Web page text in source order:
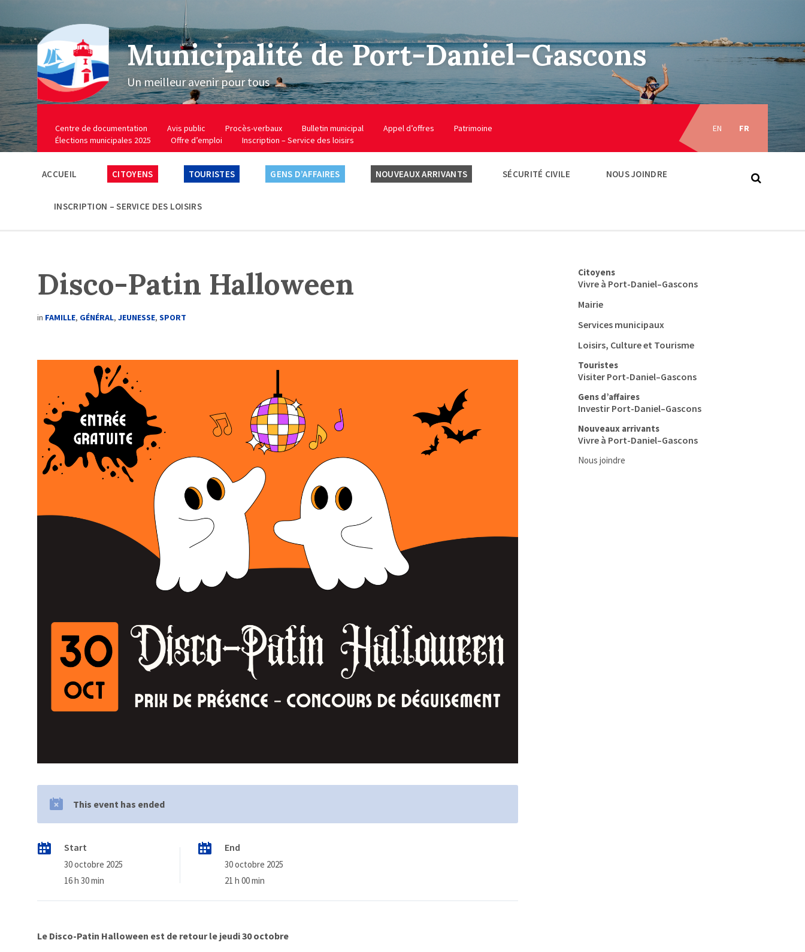
Municipalité de Port-Daniel–Gascons
Un meilleur avenir pour tous
Centre de documentation Avis public Procès-verbaux Bulletin municipal Appel d’offres
Patrimoine
Élections municipales 2025
Offre d’emploi Inscription – Service des loisirs
Choose
EN FR
ACCUEIL CITOYENS TOURISTES GENS D’AFFAIRES NOUVEAUX ARRIVANTS SÉCURITÉ CIVILE NOUS JOINDRE
INSCRIPTION – SERVICE DES LOISIRS
Disco-Patin Halloween
in FAMILLE, GÉNÉRAL, JEUNESSE, SPORT
This event has ended
Start
30 octobre 2025
16 h 30 min
End
30 octobre 2025
21 h 00 min
Le Disco-Patin Halloween est de retour le jeudi 30 octobre
Citoyens
Vivre à Port-Daniel–Gascons
Mairie
Services municipaux
Loisirs, Culture et Tourisme
Touristes
Visiter Port-Daniel–Gascons
Gens d’affaires
Investir Port-Daniel–Gascons
Nouveaux arrivants
Vivre à Port-Daniel–Gascons
Nous joindre